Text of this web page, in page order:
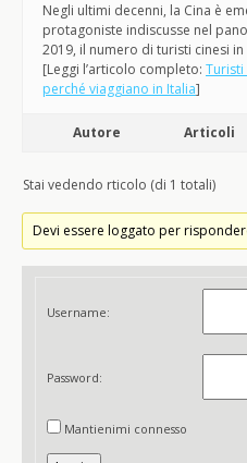
Negli ultimi decenni, la Cina è
protagoniste indiscusse nel
2019, il numero di turisti cinesi in
[Leggi l’articolo completo: Turisti
perché viaggiano in Italia]
Autore Articoli
Stai vedendo rticolo (di 1 totali)
Devi essere loggato per
Username:
Password:
Mantienimi connesso